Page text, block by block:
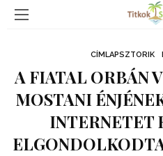
CÍMLAPSZTORIK
A FIATAL ORBÁN
MOSTANI
INTERNETET